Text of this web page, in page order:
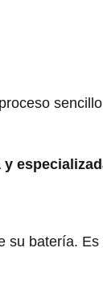
su batería. Es